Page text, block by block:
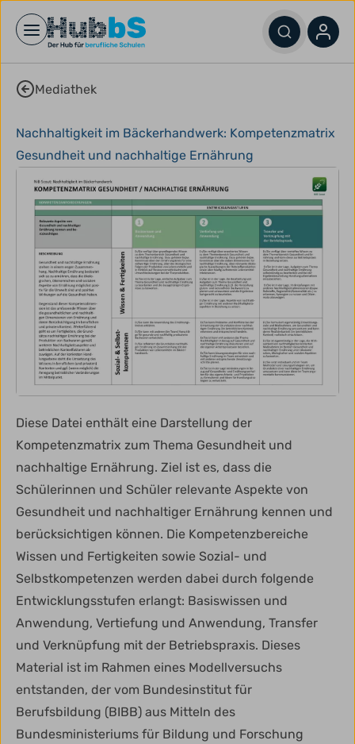
Open main menu
Mediathek
Nachhaltigkeit im Bäckerhandwerk: Kompetenzmatrix
Gesundheit und nachhaltige Ernährung
Diese Datei enthält eine Darstellung der
Kompetenzmatrix zum Thema Gesundheit und
nachhaltige Ernährung. Ziel ist es, dass die
Schülerinnen und Schüler relevante Aspekte von
Gesundheit und nachhaltiger Ernährung kennen und
berücksichtigen können. Die Kompetenzbereiche
Wissen und Fertigkeiten sowie Sozial- und
Selbstkompetenzen werden dabei durch folgende
Entwicklungsstufen erlangt: Basiswissen und
Anwendung, Vertiefung und Anwendung, Transfer
und Verknüpfung mit der Betriebspraxis. Dieses
Material ist im Rahmen eines Modellversuchs
entstanden, der vom Bundesinstitut für
Berufsbildung (BIBB) aus Mitteln des
Bundesministeriums für Bildung und Forschung